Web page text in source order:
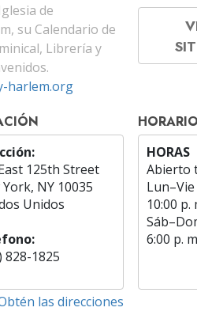
de
su Calendario de
Librería y
harlem.org
125th Street
NY 10035
Unidos
828-1825
las direcciones
HORARIO
HORAS
Abierto
Lun–Vie
10:00 p.
Sáb–
6:00 p.